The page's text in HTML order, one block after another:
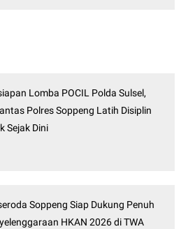
Lomba POCIL Polda Sulsel,
Polres Soppeng Latih Disiplin
Sejak Dini
Soppeng Siap Dukung Penuh
HKAN 2026 di TWA